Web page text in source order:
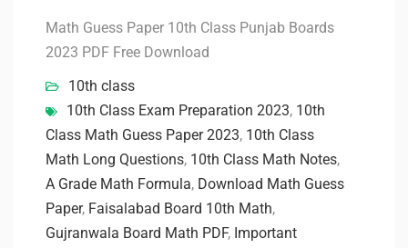
Math Guess Paper 10th Class Punjab Boards
2023 PDF Free Download
10th class
10th Class Exam Preparation 2023, 10th
Class Math Guess Paper 2023, 10th Class
Math Long Questions, 10th Class Math Notes,
A Grade Math Formula, Download Math Guess
Paper, Faisalabad Board 10th Math,
Gujranwala Board Math PDF, Important